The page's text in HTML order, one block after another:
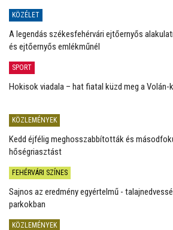
KÖZÉLET
A legendás székesfehérvári ejtőernyős
és ejtőernyős emlékműnél
SPORT
Hokisok viadala – hat fiatal küzd meg a Volán-
KÖZLEMÉNYEK
Kedd éjfélig meghosszabbították és
hőségriasztást
FEHÉRVÁRI SZÍNES
Sajnos az eredmény egyértelmű -
parkokban
KÖZLEMÉNYEK